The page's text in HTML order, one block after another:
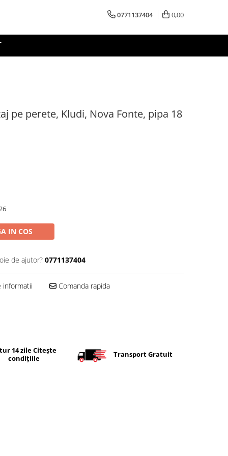
0771137404 0,00
pe perete, Kludi, Nova Fonte, pipa 18
IN COS
de ajutor? 0771137404
informatii Comanda rapida
14 zile Citește
condițiile
Transport Gratuit